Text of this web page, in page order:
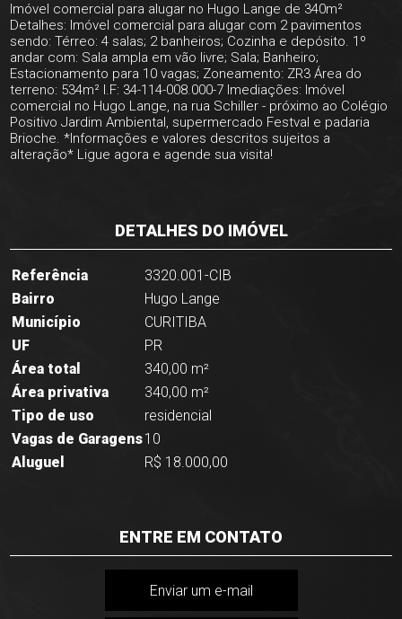
Imóvel comercial para alugar no Hugo Lange de 340m²
Detalhes: Imóvel comercial para alugar com 2 pavimentos
sendo: Térreo: 4 salas; 2 banheiros; Cozinha e depósito. 1º
andar com: Sala ampla em vão livre; Sala; Banheiro;
Estacionamento para 10 vagas; Zoneamento: ZR3 Área do
terreno: 534m² I.F: 34-114-008.000-7 Imediações: Imóvel
comercial no Hugo Lange, na rua Schiller - próximo ao Colégio
Positivo Jardim Ambiental, supermercado Festval e padaria
Brioche. *Informações e valores descritos sujeitos a
alteração* Ligue agora e agende sua visita!
DETALHES DO IMÓVEL
Referência
3320.001-CIB
Bairro
Hugo Lange
Município
CURITIBA
UF
PR
Área total
340,00 m²
Área privativa
340,00 m²
Tipo de uso
residencial
Vagas de Garagens10
Aluguel
R$ 18.000,00
ENTRE EM CONTATO
Enviar um e-mail